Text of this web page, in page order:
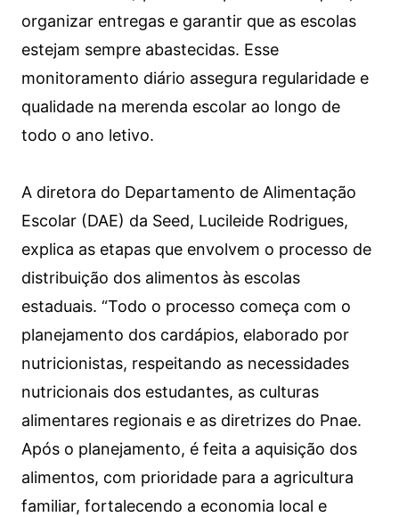
organizar entregas e garantir que as escolas
estejam sempre abastecidas. Esse
monitoramento diário assegura regularidade e
qualidade na merenda escolar ao longo de
todo o ano letivo.
A diretora do Departamento de Alimentação
Escolar (DAE) da Seed, Lucileide Rodrigues,
explica as etapas que envolvem o processo de
distribuição dos alimentos às escolas
estaduais. “Todo o processo começa com o
planejamento dos cardápios, elaborado por
nutricionistas, respeitando as necessidades
nutricionais dos estudantes, as culturas
alimentares regionais e as diretrizes do Pnae.
Após o planejamento, é feita a aquisição dos
alimentos, com prioridade para a agricultura
familiar, fortalecendo a economia local e